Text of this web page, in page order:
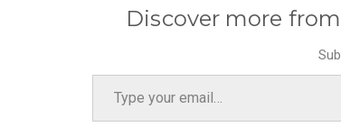
Discover more
Type your email…